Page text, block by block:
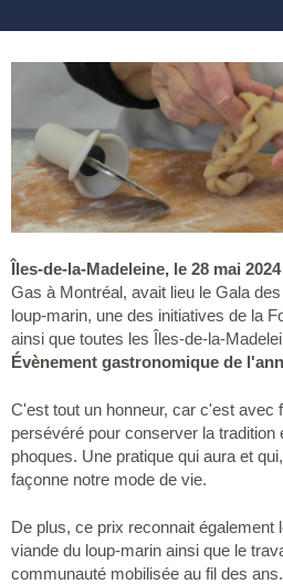
Îles-de-la-Madeleine, le 28 mai 2024
Gas à Montréal, avait lieu le Gala
loup-marin, une des initiatives de la
ainsi que toutes les Îles-de-la-
Évènement gastronomique de
C'est tout un honneur, car c'est avec
persévéré pour conserver la tradition
phoques. Une pratique qui aura et
façonne notre mode de vie.
De plus, ce prix reconnait également
viande du loup-marin ainsi que le
communauté mobilisée au fil des